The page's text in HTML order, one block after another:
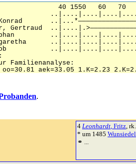
.
4 Leonhardt, Fritz, rk.
* um 1485 Wunsiedel
⚭ ...